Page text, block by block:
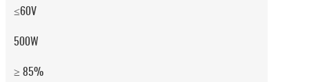
≤60V
500W
≥ 85%